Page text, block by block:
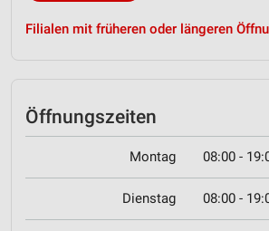
Filialen mit früheren oder längeren
Öffnungszeiten
Montag 08:00 -
Dienstag 08:00 -